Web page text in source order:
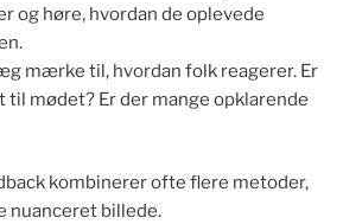
og høre, hvordan de oplevede
mærke til, hvordan folk reagerer. Er
til mødet? Er der mange opklarende
kombinerer ofte flere metoder,
nuanceret billede.